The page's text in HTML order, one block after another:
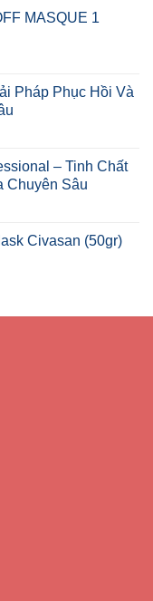
MASQUE 1
Pháp Phục Hồi Và
₫.
– Tinh Chất
Chuyên Sâu
Civasan (50gr)